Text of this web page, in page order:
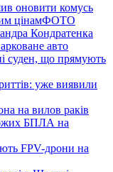
оновити комусь
цінамФОТО
Кондратенка
авто
суден, що прямують
уже виявили
на вилов раків
БПЛА на
FPV-дрони на